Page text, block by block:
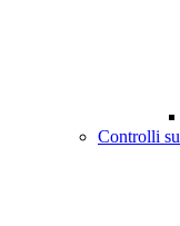
Controlli